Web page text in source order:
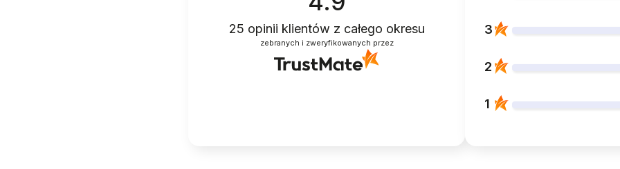
25 opinii klientów z całego okresu
zebranych i zweryfikowanych przez
3
2
1